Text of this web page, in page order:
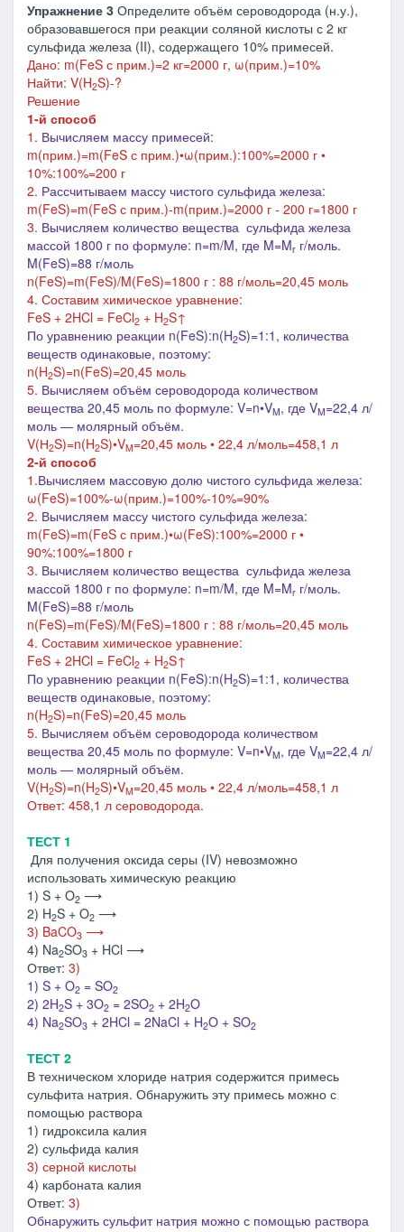
Упражнение 3 Определите объём сероводорода (н.у.),
образовавшегося при реакции соляной кислоты с 2 кг
сульфида железа (II), содержащего 10% примесей.
Дано: m(FeS с прим.)=2 кг=2000 г, ω(прим.)=10%
Найти: V(H2S)-?
Решение
1-й способ
1. Вычисляем массу примесей:
m(прим.)=m(FeS с прим.)•ω(прим.):100%=2000 г •
10%:100%=200 г
2. Рассчитываем массу чистого сульфида железа:
m(FeS)=m(FeS с прим.)-m(прим.)=2000 г - 200 г=1800 г
3. Вычисляем количество вещества сульфида железа
массой 1800 г по формуле: n=m/M, где M=Mr г/моль.
M(FeS)=88 г/моль
n(FeS)=m(FeS)/M(FeS)=1800 г : 88 г/моль=20,45 моль
4. Составим химическое уравнение:
FeS + 2HCl = FeCl2 + H2S↑
По уравнению реакции n(FeS):n(H2S)=1:1, количества
веществ одинаковые, поэтому:
n(H2S)=n(FeS)=20,45 моль
5. Вычисляем объём сероводорода количеством
вещества 20,45 моль по формуле: V=n•VM, где VM=22,4 л/
моль ― молярный объём.
V(Н2S)=n(H2S)•VM=20,45 моль • 22,4 л/моль=458,1 л
2-й способ
1.Вычисляем массовую долю чистого сульфида железа:
ω(FeS)=100%-ω(прим.)=100%-10%=90%
2. Вычисляем массу чистого сульфида железа:
m(FeS)=m(FeS с прим.)•ω(FeS):100%=2000 г •
90%:100%=1800 г
3. Вычисляем количество вещества сульфида железа
массой 1800 г по формуле: n=m/M, где M=Mr г/моль.
M(FeS)=88 г/моль
n(FeS)=m(FeS)/M(FeS)=1800 г : 88 г/моль=20,45 моль
4. Составим химическое уравнение:
FeS + 2HCl = FeCl2 + H2S↑
По уравнению реакции n(FeS):n(H2S)=1:1, количества
веществ одинаковые, поэтому:
n(H2S)=n(FeS)=20,45 моль
5. Вычисляем объём сероводорода количеством
вещества 20,45 моль по формуле: V=n•VM, где VM=22,4 л/
моль ― молярный объём.
V(Н2S)=n(H2S)•VM=20,45 моль • 22,4 л/моль=458,1 л
Ответ: 458,1 л сероводорода.
ТЕСТ 1
Для получения оксида серы (IV) невозможно
использовать химическую реакцию
1) S + O2 ⟶
2) H2S + O2 ⟶
3) BaCO3 ⟶
4) Na2SO3 + HCl ⟶
Ответ: 3)
1) S + O2 = SO2
2) 2H2S + 3O2 = 2SO2 + 2H2O
4) Na2SO3 + 2HCl = 2NaCl + H2O + SO2
ТЕСТ 2
В техническом хлориде натрия содержится примесь
сульфита натрия. Обнаружить эту примесь можно с
помощью раствора
1) гидроксила калия
2) сульфида калия
3) серной кислоты
4) карбоната калия
Ответ: 3)
Обнаружить сульфит натрия можно с помощью раствора